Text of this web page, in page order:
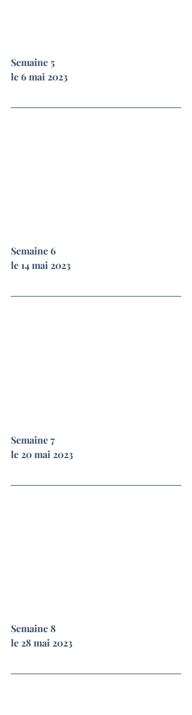
Semaine 5
le 6 mai 2023
Semaine 6
le 14 mai 2023
Semaine 7
le 20 mai 2023
Semaine 8
le 28 mai 2023